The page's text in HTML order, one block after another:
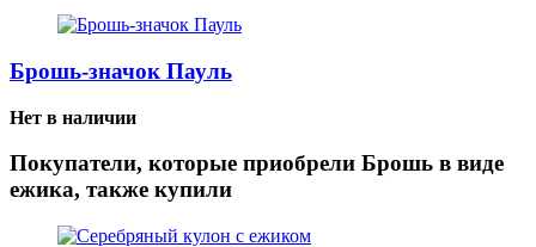
Брошь-значок Пауль
Нет в наличии
Покупатели, которые приобрели Брошь в виде
ежика, также купили